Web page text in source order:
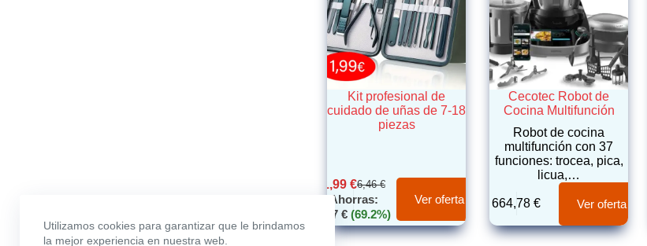
Utilizamos cookies para garantizar que le brindamos
la mejor experiencia en nuestra web.
Kit profesional de
cuidado de uñas de 7-18
piezas
6,46€
1,99 €
Ahorras:
4,47€ (69.2%)
Ver oferta
Cecotec Robot de
Cocina Multifunción
Robot de cocina
multifunción con 37
funciones: trocea, pica,
licua,…
664,78€ Ver oferta